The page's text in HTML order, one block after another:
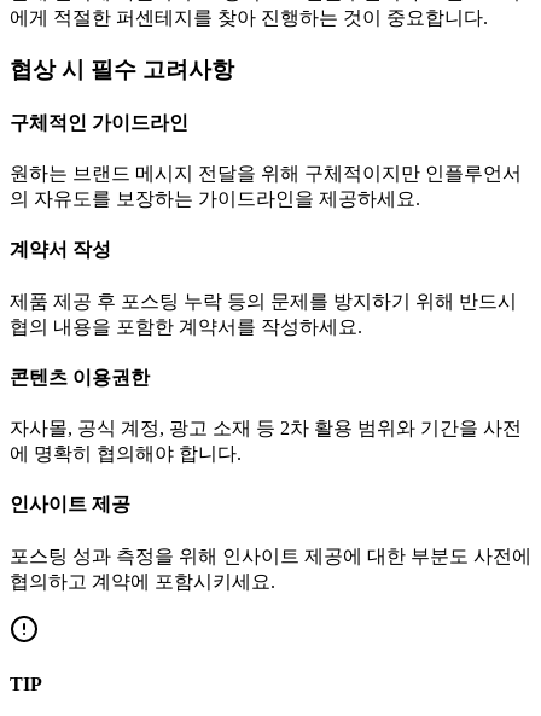
에게 적절한 퍼센테지를 찾아 진행하는 것이 중요합니다.
협상 시 필수 고려사항
구체적인 가이드라인
원하는 브랜드 메시지 전달을 위해 구체적이지만 인플루언서
의 자유도를 보장하는 가이드라인을 제공하세요.
계약서 작성
제품 제공 후 포스팅 누락 등의 문제를 방지하기 위해 반드시
협의 내용을 포함한 계약서를 작성하세요.
콘텐츠 이용권한
자사몰, 공식 계정, 광고 소재 등 2차 활용 범위와 기간을 사전
에 명확히 협의해야 합니다.
인사이트 제공
포스팅 성과 측정을 위해 인사이트 제공에 대한 부분도 사전에
협의하고 계약에 포함시키세요.
TIP